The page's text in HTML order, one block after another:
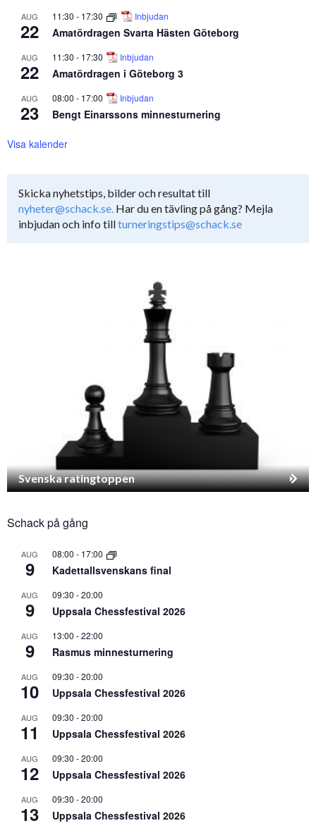
AUG
22
11:30 - 17:30 Inbjudan
Amatördragen Svarta Hästen Göteborg
AUG
22
11:30 - 17:30 Inbjudan
Amatördragen i Göteborg 3
AUG
23
08:00 - 17:00 Inbjudan
Bengt Einarssons minnesturnering
Visa kalender
Skicka nyhetstips, bilder och resultat till
nyheter@schack.se. Har du en tävling på gång? Mejla
inbjudan och info tillturneringstips@schack.se
Svenska ratingtoppen
Schack på gång
AUG
9
08:00 - 17:00
Kadettallsvenskans final
AUG
9
09:30 -20:00
Uppsala Chessfestival 2026
AUG
9
13:00 -22:00
Rasmus minnesturnering
AUG
10
09:30 -20:00
Uppsala Chessfestival 2026
AUG
11
09:30 -20:00
Uppsala Chessfestival 2026
AUG
12
09:30 -20:00
Uppsala Chessfestival 2026
AUG
13
09:30 -20:00
Uppsala Chessfestival 2026